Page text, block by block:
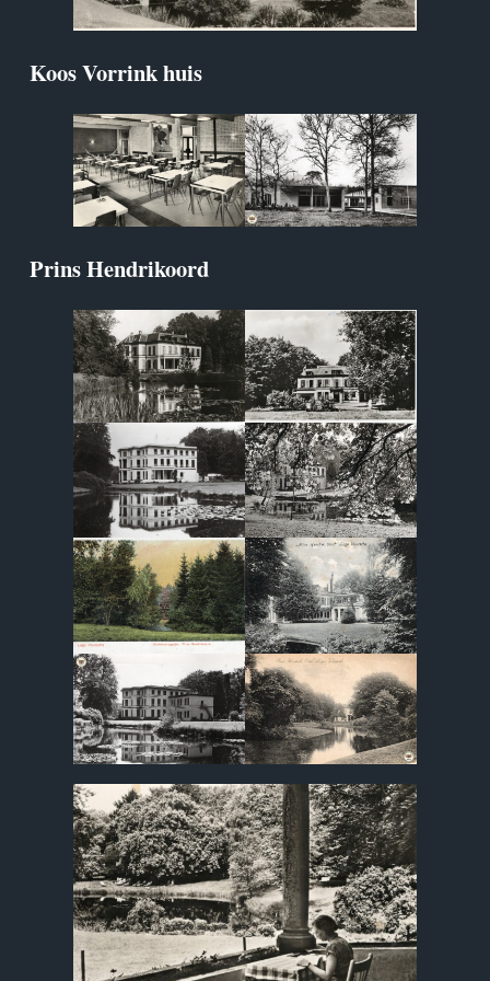
Koos Vorrink huis
Prins Hendrikoord